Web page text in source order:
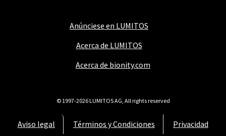
Anúnciese en LUMITOS
Acerca de LUMITOS
Acerca de bionity.com
Aviso legal Términos y Condiciones Privacidad
© 1997-2026 LUMITOS AG, All rights reserved